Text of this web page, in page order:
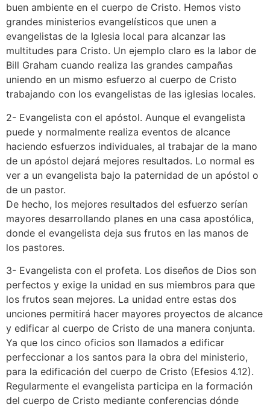
buen ambiente en el cuerpo de Cristo. Hemos visto
grandes ministerios evangelísticos que unen a
evangelistas de la Iglesia local para alcanzar las
multitudes para Cristo. Un ejemplo claro es la labor de
Bill Graham cuando realiza las grandes campañas
uniendo en un mismo esfuerzo al cuerpo de Cristo
trabajando con los evangelistas de las iglesias locales.
2- Evangelista con el apóstol. Aunque el evangelista
puede y normalmente realiza eventos de alcance
haciendo esfuerzos individuales, al trabajar de la mano
de un apóstol dejará mejores resultados. Lo normal es
ver a un evangelista bajo la paternidad de un apóstol o
de un pastor.
De hecho, los mejores resultados del esfuerzo serían
mayores desarrollando planes en una casa apostólica,
donde el evangelista deja sus frutos en las manos de
los pastores.
3- Evangelista con el profeta. Los diseños de Dios son
perfectos y exige la unidad en sus miembros para que
los frutos sean mejores. La unidad entre estas dos
unciones permitirá hacer mayores proyectos de alcance
y edificar al cuerpo de Cristo de una manera conjunta.
Ya que los cinco oficios son llamados a edificar
perfeccionar a los santos para la obra del ministerio,
para la edificación del cuerpo de Cristo (Efesios 4.12).
Regularmente el evangelista participa en la formación
del cuerpo de Cristo mediante conferencias dónde